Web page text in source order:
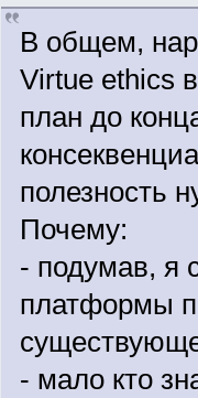
В общем,
Virtue ethics
план до
полезность
Почему:
- подумав, я
платформы
- мало кто